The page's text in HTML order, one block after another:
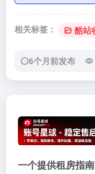
相关标签： 酷站
6个月前发布
一个提供租房指